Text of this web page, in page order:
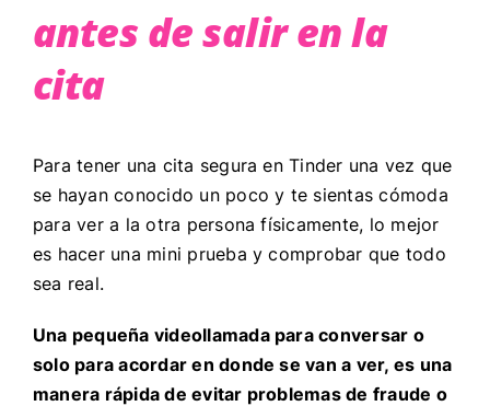
antes de salir en la
cita
Para tener una cita segura en Tinder una vez que
se hayan conocido un poco y te sientas cómoda
para ver a la otra persona físicamente, lo mejor
es hacer una mini prueba y comprobar que todo
sea real.
Una pequeña videollamada para conversar o
solo para acordar en donde se van a ver, es una
manera rápida de evitar problemas de fraude o